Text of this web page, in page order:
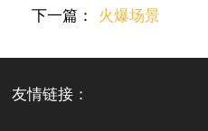
下一篇：
火爆场景
友情链接：